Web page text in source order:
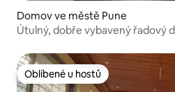
Domov ve městě Pune
Útulný, dobře vybavený řadový
Oblíbené u hostů
Oblíbené u hostů